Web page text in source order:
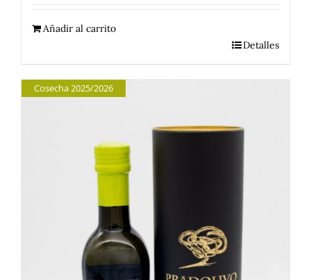
era:
es:
Añadir al carrito
Detalles
Cosecha 2025/2026